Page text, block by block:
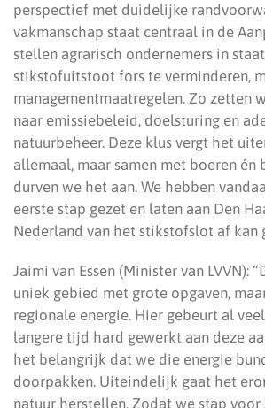
perspectief met duidelijke
vakmanschap staat centraal in de
stellen agrarisch ondernemers in
stikstofuitstoot fors te verminderen,
managementmaatregelen. Zo zetten
naar emissiebeleid, doelsturing en
natuurbeheer. Deze klus vergt het
allemaal, maar samen met boeren én
durven we het aan. We hebben
eerste stap gezet en laten aan Den
Nederland van het stikstofslot af kan
Jaimi van Essen (Minister van LVVN):
uniek gebied met grote opgaven,
regionale energie. Hier gebeurt al
langere tijd hard gewerkt aan deze
het belangrijk dat we die energie
doorpakken. Uiteindelijk gaat het
natuur herstellen. Zodat we stap